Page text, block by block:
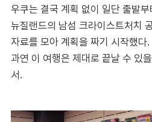
우쿠는 결국 계획 없이 일단 출발
뉴질랜드의 남섬 크라이스트처치
자료를 모아 계획을 짜기 시작했다.
과연 이 여행은 제대로 끝날 수 있
서.